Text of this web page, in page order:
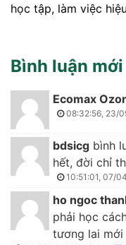
học tập, làm việc
Bình luận mới
Ecomax
08:32:56, 23/
bdsicg bình
hết, đời chỉ
10:51:01, 07/
ho ngoc
phải học
tương lai mới